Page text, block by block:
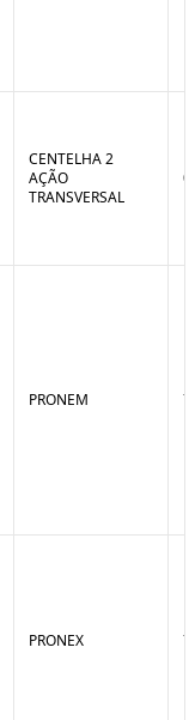
CENTELHA 2
AÇÃO
TRANSVERSAL
PRONEM
PRONEX